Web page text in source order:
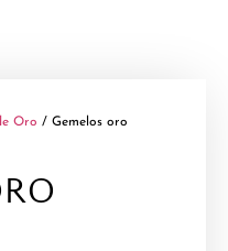
Oro / Gemelos oro